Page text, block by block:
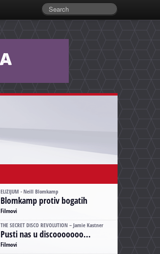
ELIZIJUM - Neill Blomkamp
Blomkamp protiv bogatih
Filmovi
THE SECRET DISCO REVOLUTION – Jamie Kastner
Pusti nas u discooooooo...
Filmovi